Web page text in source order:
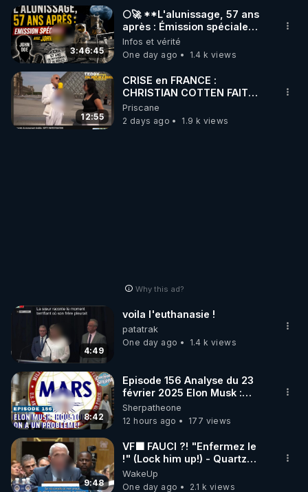
3:46:45
🌕🚀 **L'alunissage, 57 ans
après : Émission spéciale
avec John Doe !** 👨 🚀✨
Infos et vérité
One day ago
1.4 k views
12:55
CRISE en FRANCE :
CHRISTIAN COTTEN FAIT
une étrange découverte
Priscane
2 days ago
1.9 k views
Why this ad?
4:49
voila l'euthanasie !
patatrak
One day ago
1.4 k views
8:42
Episode 156 Analyse du 23
février 2025 Elon Musk :
Houston , on a un problème !
Sherpatheone
12 hours ago
177 views
9:48
VF🟩 FAUCI ?! "Enfermez le
!" (Lock him up!) - Quartz
Traduction
WakeUp
One day ago
2.1 k views